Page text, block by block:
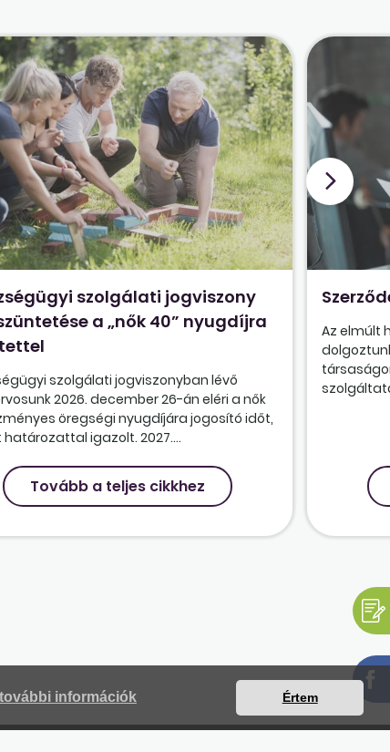
további információk Értem
szolgálati jogviszony
a „nők 40” nyugdíjra
szolgálati jogviszonyban lévő
2026. december 26-án eléri a nők
öregségi nyugdíjára jogosító időt,
igazolt. 2027....
Tovább a teljes cikkhez
Az elmúlt